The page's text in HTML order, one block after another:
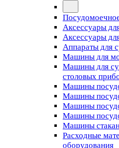
Аксессуары
Аксессуары
Аппараты для
Машины для
Машины для
столовых
Машины
Машины
Машины
Машины
Машины
Расходные
оборудования